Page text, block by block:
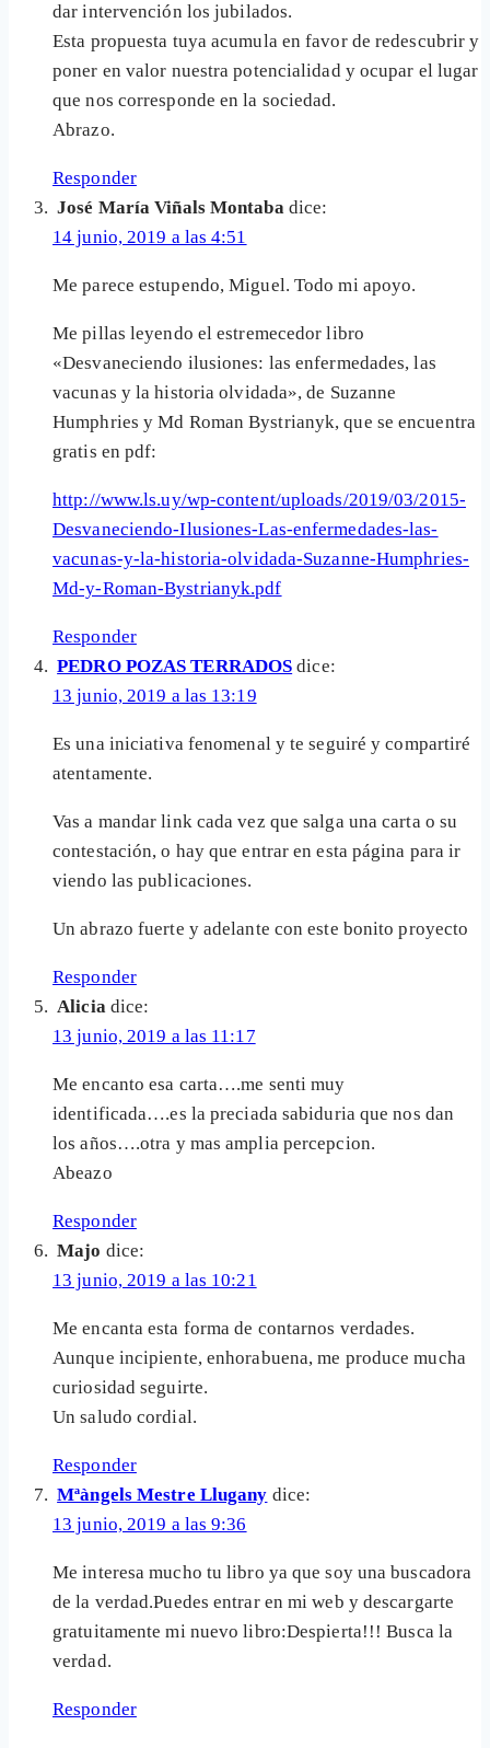
dar intervención los jubilados.
Esta propuesta tuya acumula en favor de redescubrir y
poner en valor nuestra potencialidad y ocupar el lugar
que nos corresponde en la sociedad.
Abrazo.
Responder
José María Viñals Montaba dice:
14 junio, 2019 a las 4:51
Me parece estupendo, Miguel. Todo mi apoyo.
Me pillas leyendo el estremecedor libro
«Desvaneciendo ilusiones: las enfermedades, las
vacunas y la historia olvidada», de Suzanne
Humphries y Md Roman Bystrianyk, que se encuentra
gratis en pdf:
http://www.ls.uy/wp-content/uploads/2019/03/2015-
Desvaneciendo-Ilusiones-Las-enfermedades-las-
vacunas-y-la-historia-olvidada-Suzanne-Humphries-
Md-y-Roman-Bystrianyk.pdf
Responder
PEDRO POZAS TERRADOS dice:
13 junio, 2019 a las 13:19
Es una iniciativa fenomenal y te seguiré y compartiré
atentamente.
Vas a mandar link cada vez que salga una carta o su
contestación, o hay que entrar en esta página para ir
viendo las publicaciones.
Un abrazo fuerte y adelante con este bonito proyecto
Responder
Alicia dice:
13 junio, 2019 a las 11:17
Me encanto esa carta….me senti muy
identificada….es la preciada sabiduria que nos dan
los años….otra y mas amplia percepcion.
Abeazo
Responder
Majo dice:
13 junio, 2019 a las 10:21
Me encanta esta forma de contarnos verdades.
Aunque incipiente, enhorabuena, me produce mucha
curiosidad seguirte.
Un saludo cordial.
Responder
Mªàngels Mestre Llugany dice:
13 junio, 2019 a las 9:36
Me interesa mucho tu libro ya que soy una buscadora
de la verdad.Puedes entrar en mi web y descargarte
gratuitamente mi nuevo libro:Despierta!!! Busca la
verdad.
Responder